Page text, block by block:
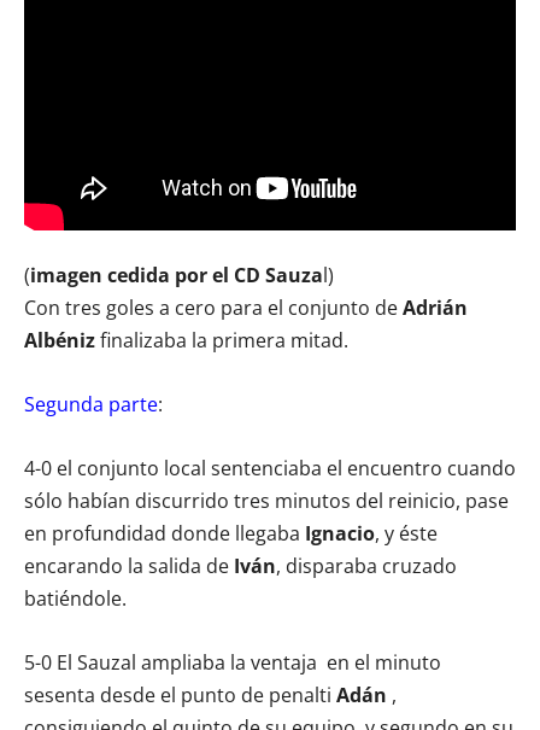
(imagen cedida por el CD Sauzal)
Con tres goles a cero para el conjunto deAdrián
Albénizfinalizaba la primera mitad.
Segunda parte:
4-0 el conjunto local sentenciaba el encuentro cuando
sólo habían discurrido tres minutos del reinicio, pase
en profundidad donde llegaba Ignacio, y éste
encarando la salida de Iván, disparaba cruzado
batiéndole.
5-0 El Sauzal ampliaba la ventaja en el minuto
sesenta desde el punto de penalti Adán ,